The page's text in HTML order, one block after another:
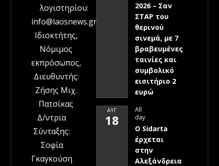
λογιστηρίου:
info@laosnews.gr
Ιδιοκτήτης,
Νόμιμος
εκπρόσωπος,
Διευθυντής:
Ζήσης Μιχ.
Πατσίκας
Δ/ντρια
Σύνταξης:
Σοφία
Γκαγκούση
2026 – Σαν
ΣΤΑΡ του
θερινού
σινεμά, με 7
βραβευμένες
ταινίες και
συμβολικό
εισιτήριο 2
ευρώ
ΑΥΓ
18
All
day
Ο Sidarta
έρχεται
στην
Αλεξάνδρεια